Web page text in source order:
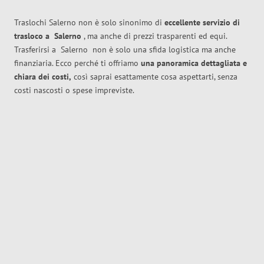
Traslochi Salerno non è solo sinonimo di eccellente servizio di
trasloco a Salerno , ma anche di prezzi trasparenti ed equi.
Trasferirsi a Salerno non è solo una sfida logistica ma anche
finanziaria. Ecco perché ti offriamo una panoramica dettagliata e
chiara dei costi, così saprai esattamente cosa aspettarti, senza
costi nascosti o spese impreviste.